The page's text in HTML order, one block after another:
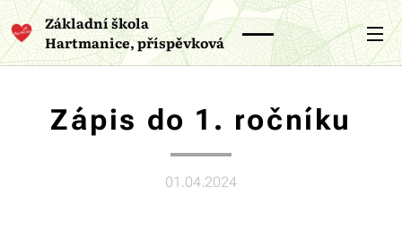
Základní škola
Hartmanice, příspěvková
organizace
Zápis do 1. ročníku
01.04.2024